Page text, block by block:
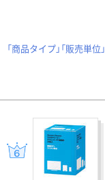
「商品タイプ」「販売単位」